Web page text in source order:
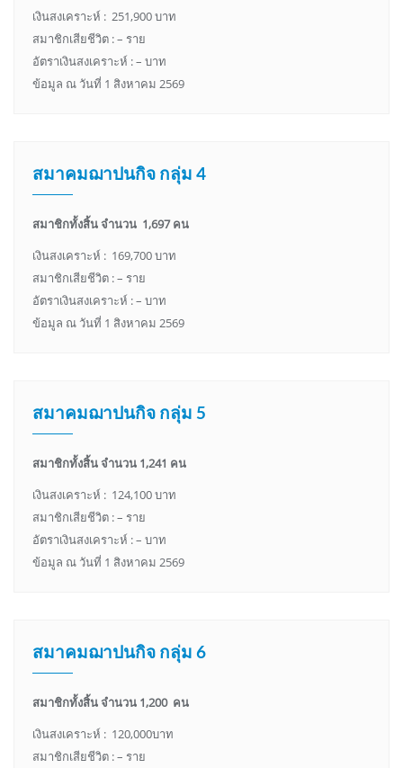
เงินสงเคราะห์ : 251,900 บาท
สมาชิกเสียชีวิต : – ราย
อัตราเงินสงเคราะห์ : – บาท
ข้อมูล ณ วันที่ 1 สิงหาคม 2569
สมาคมฌาปนกิจ กลุ่ม 4
สมาชิกทั้งสิ้น จำนวน 1,697 คน
เงินสงเคราะห์ : 169,700 บาท
สมาชิกเสียชีวิต : – ราย
อัตราเงินสงเคราะห์ : – บาท
ข้อมูล ณ วันที่ 1 สิงหาคม 2569
สมาคมฌาปนกิจ กลุ่ม 5
สมาชิกทั้งสิ้น จำนวน 1,241 คน
เงินสงเคราะห์ : 124,100 บาท
สมาชิกเสียชีวิต : – ราย
อัตราเงินสงเคราะห์ : – บาท
ข้อมูล ณ วันที่ 1 สิงหาคม 2569
สมาคมฌาปนกิจ กลุ่ม 6
สมาชิกทั้งสิ้น จำนวน 1,200 คน
เงินสงเคราะห์ : 120,000บาท
สมาชิกเสียชีวิต : – ราย